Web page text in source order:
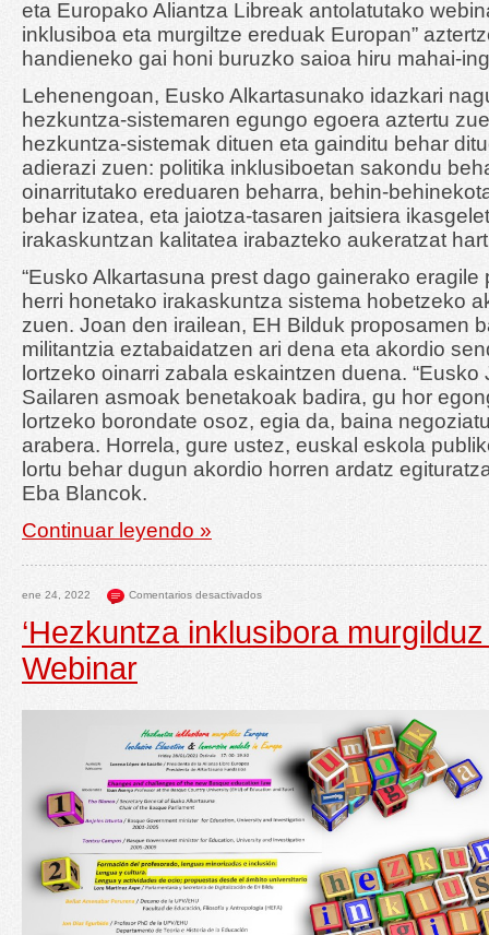
eta Europako Aliantza Libreak antolatutako
inklusiboa eta murgiltze ereduak Europan”
handieneko gai honi buruzko saioa hiru mahai-
Lehenengoan, Eusko Alkartasunako idazkari
hezkuntza-sistemaren egungo egoera aztertu
hezkuntza-sistemak dituen eta gainditu behar
adierazi zuen: politika inklusiboetan sakondu
oinarritutako ereduaren beharra, behin-
behar izatea, eta jaiotza-tasaren jaitsiera
irakaskuntzan kalitatea irabazteko aukeratzat
“Eusko Alkartasuna prest dago gainerako eragile
herri honetako irakaskuntza sistema hobetzeko
zuen. Joan den irailean, EH Bilduk proposamen
militantzia eztabaidatzen ari dena eta akordio
lortzeko oinarri zabala eskaintzen duena.
Sailaren asmoak benetakoak badira, gu hor
lortzeko borondate osoz, egia da, baina
arabera. Horrela, gure ustez, euskal eskola
lortu behar dugun akordio horren ardatz
Eba Blancok.
Continuar leyendo »
ene 24, 2022 Comentarios desactivados
‘Hezkuntza inklusibora murgilduz
Webinar